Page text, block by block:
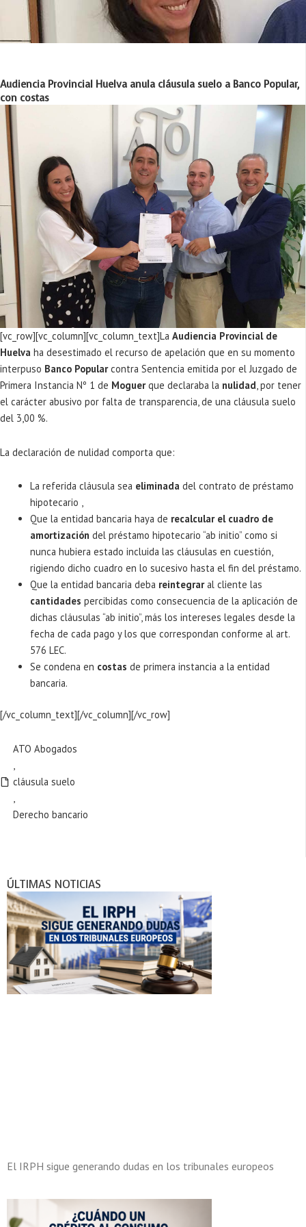
Audiencia Provincial Huelva anula cláusula suelo a Banco Popular,
con costas
[vc_row][vc_column][vc_column_text]La Audiencia Provincial de
Huelva ha desestimado el recurso de apelación que en su momento
interpuso Banco Popularcontra Sentencia emitida por el Juzgado de
Primera Instancia Nº 1 de Moguerque declaraba la nulidad, por tener
el carácter abusivo por falta de transparencia, de una cláusula suelo
del 3,00 %.
La declaración de nulidad comporta que:
La referida cláusula sea eliminadadel contrato de préstamo
hipotecario ,
Que la entidad bancaria haya de recalcular el cuadro de
amortización del préstamo hipotecario “ab initio” como si
nunca hubiera estado incluida las cláusulas en cuestión,
rigiendo dicho cuadro en lo sucesivo hasta el fin del préstamo.
Que la entidad bancaria deba reintegraral cliente las
cantidades percibidas como consecuencia de la aplicación de
dichas cláusulas “ab initio”, más los intereses legales desde la
fecha de cada pago y los que correspondan conforme al art.
576 LEC.
Se condena en costas de primera instancia a la entidad
bancaria.
[/vc_column_text][/vc_column][/vc_row]
ATO Abogados
,
cláusula suelo
,
Derecho bancario
ÚLTIMAS NOTICIAS
El IRPH sigue generando dudas en los tribunales europeos